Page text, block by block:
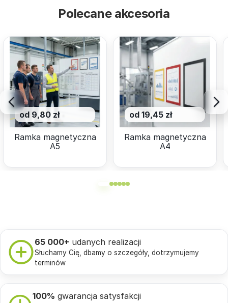
Polecane akcesoria
od 9,80 zł
Ramka magnetyczna
A5
od 19,45 zł
Ramka magnetyczna
A4
65 000+ udanych realizacji
Słuchamy Cię, dbamy o szczegóły, dotrzymujemy
terminów
100% gwarancja satysfakcji